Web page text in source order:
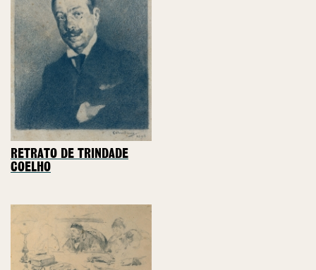
RETRATO DE TRINDADE
COELHO